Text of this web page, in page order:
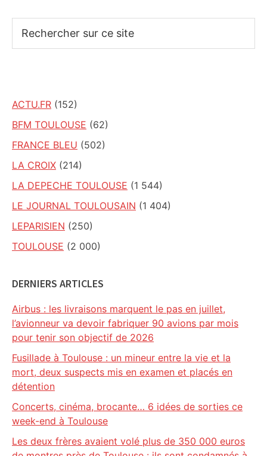
sur
ACTU.FR (152)
BFM TOULOUSE (62)
FRANCE BLEU (502)
LA CROIX (214)
LA DEPECHE TOULOUSE (1 544)
LE JOURNAL TOULOUSAIN (1 404)
LEPARISIEN (250)
TOULOUSE (2 000)
DERNIERS ARTICLES
Airbus : les livraisons marquent le pas en juillet,
l’avionneur va devoir fabriquer 90 avions par mois
pour tenir son objectif de 2026
Fusillade à Toulouse : un mineur entre la vie et la
mort, deux suspects mis en examen et placés en
détention
Concerts, cinéma, brocante… 6 idées de sorties ce
week-end à Toulouse
Les deux frères avaient volé plus de 350 000 euros